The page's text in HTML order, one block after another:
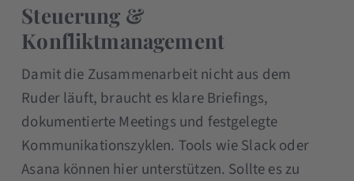
Steuerung &
Konfliktmanagement
Damit die Zusammenarbeit nicht aus dem
Ruder läuft, braucht es klare Briefings,
dokumentierte Meetings und festgelegte
Kommunikationszyklen. Tools wie Slack oder
Asana können hier unterstützen. Sollte es zu